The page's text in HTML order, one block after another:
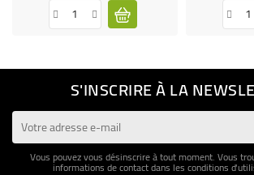
S'INSCRIRE À LA
Vous pouvez vous désinscrire à tout moment. Vous
informations de contact dans les conditions